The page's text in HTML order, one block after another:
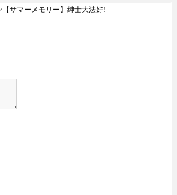
【サマーメモリー】绅士大法好!